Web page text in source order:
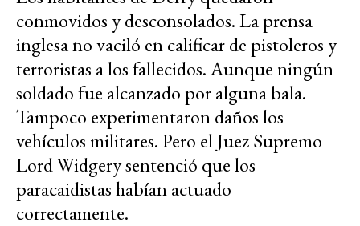
conmovidos y desconsolados. La prensa
inglesa no vaciló en calificar de pistoleros y
terroristas a los fallecidos. Aunque ningún
soldado fue alcanzado por alguna bala.
Tampoco experimentaron daños los
vehículos militares. Pero el Juez Supremo
Lord Widgery sentenció que los
paracaidistas habían actuado
correctamente.